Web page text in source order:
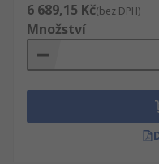
6 689,15 Kč(bez DPH)
Množství